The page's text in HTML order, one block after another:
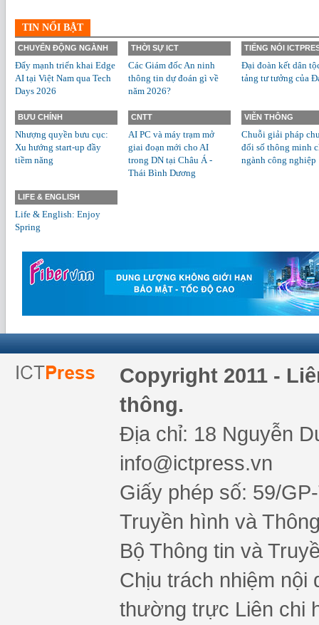
TIN NỔI BẬT
CHUYỂN ĐỘNG NGÀNH
Đẩy mạnh triển khai Edge
AI tại Việt Nam qua Tech
Days 2026
THỜI SỰ ICT
Các Giám đốc An ninh
thông tin dự đoán gì về
năm 2026?
TIẾNG NÓI
Đại đoàn kết dân
tảng tư tưởng của
BƯU CHÍNH
Nhượng quyền bưu cục:
Xu hướng start-up đầy
tiềm năng
CNTT
AI PC và máy trạm mở
giai đoạn mới cho AI
trong DN tại Châu Á -
Thái Bình Dương
VIỄN THÔNG
Chuỗi giải pháp
đổi số thông minh
ngành công nghiệp
LIFE & ENGLISH
Life & English: Enjoy
Spring
Copyright 2011 -
thông.
Địa chỉ: 18 Nguyễn
info@ictpress.vn
Giấy phép số: 59/
Truyền hình và
Bộ Thông tin và
Chịu trách nhiệm nội
thường trực Liên chi